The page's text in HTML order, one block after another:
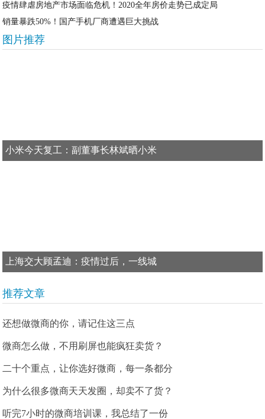
疫情肆虐房地产市场面临危机！2020全年房价走势已成定局
销量暴跌50%！国产手机厂商遭遇巨大挑战
图片推荐
小米今天复工：副董事长林斌晒小米
上海交大顾孟迪：疫情过后，一线城
推荐文章
还想做微商的你，请记住这三点
微商怎么做，不用刷屏也能疯狂卖货？
二十个重点，让你选好微商，每一条都分
为什么很多微商天天发圈，却卖不了货？
听完7小时的微商培训课，我总结了一份